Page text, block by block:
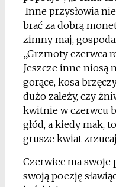
Inne przysłowia
brać za dobrą
zimny maj,
„Grzmoty czerwca
Jeszcze inne niosą
gorące, kosa
dużo zależy, czy
kwitnie w czerwcu
głód, a kiedy mak,
grusze kwiat
Czerwiec ma swoje
swoją poezję